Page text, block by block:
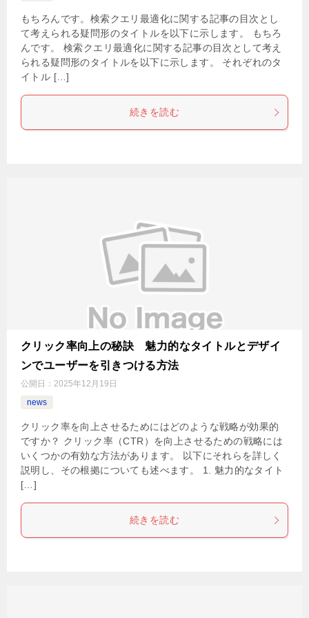
もちろんです。検索クエリ最適化に関する記事の目次とし
て考えられる疑問形のタイトルを以下に示します。 もちろ
んです。 検索クエリ最適化に関する記事の目次として考え
られる疑問形のタイトルを以下に示します。 それぞれのタ
イトル […]
続きを読む
クリック率向上の秘訣 魅力的なタイトルとデザイ
ンでユーザーを引きつける方法
公開日： 2025年12月19日
news
クリック率を向上させるためにはどのような戦略が効果的
ですか？ クリック率（CTR）を向上させるための戦略には
いくつかの有効な方法があります。 以下にそれらを詳しく
説明し、その根拠についても述べます。 1. 魅力的なタイト
[…]
続きを読む